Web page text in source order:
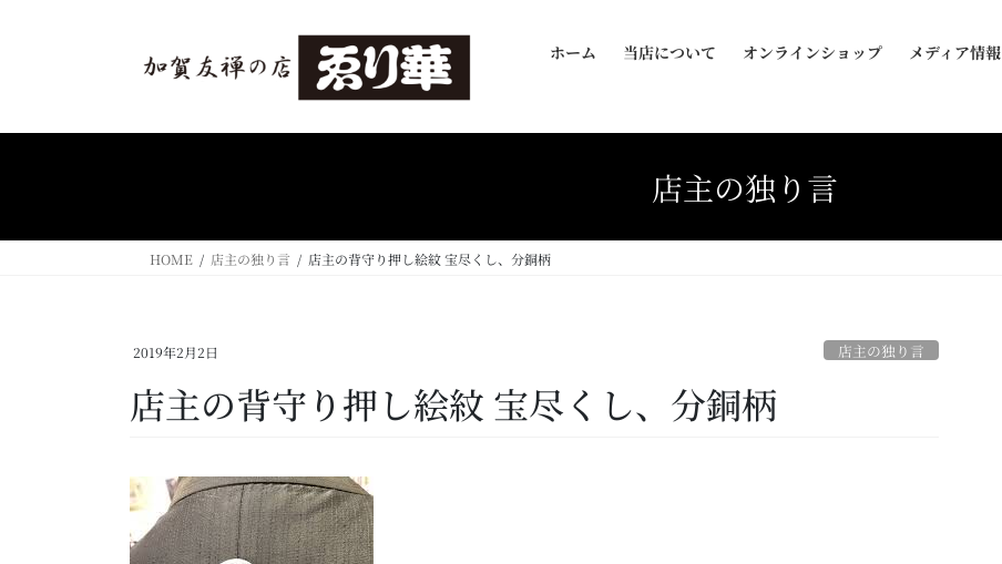
ホーム 当店について オンラインショップ メディア情報
店主の独り言
HOME 店主の独り言 店主の背守り押し絵紋 宝尽くし、分銅柄
2019年2月2日 店主の独り言
店主の背守り押し絵紋 宝尽くし、分銅柄